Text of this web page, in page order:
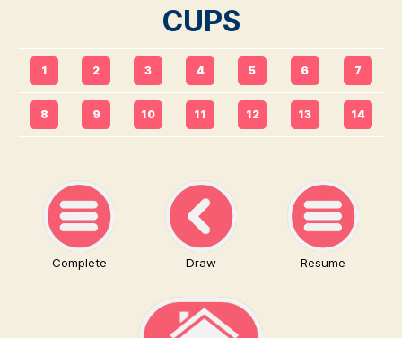
CUPS
1 2 3 4 5 6 7
8 9 10 11 12 13 14
Complete Draw Resume